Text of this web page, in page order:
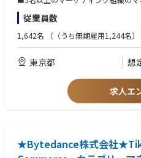
ーケティングの企画・管理
◆業務例
・全社KGI/KPI達成に向けたマーケ
・TVCM、OOH、Web広告等のマス
Aサイクルの構築
・外部パートナー（広告代理店、制
■KGI/KPIに基づき、データドリブン
■顧客インタビューやリサーチに基
■急成長フェーズにあるIT/Webサー
験
AIを活用したWeb広告・コンテンツ
ティング関する深い知見
■広報、ブランディング、PR部門と
【求める人物像】
従業員数
1,642名 （（うち無期雇用1,244名
東京都 想
求人エ
★Bytedance株式会社